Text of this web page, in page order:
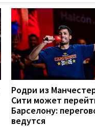
Родри из
Сити может
Барселону:
ведутся